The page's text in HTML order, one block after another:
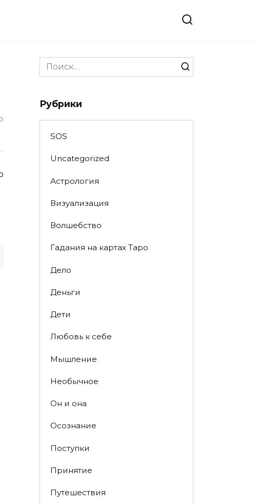
Search
for:
Рубрики
SOS
Uncategorized
Астрология
Визуализация
Волшебство
Гадания на картах Таро
Дело
Деньги
Дети
Любовь к себе
Мышление
Необычное
Он и она
Осознание
Поступки
Принятие
Путешествия